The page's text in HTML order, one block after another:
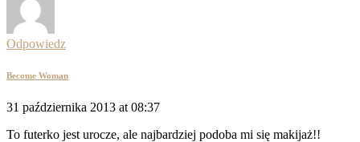
Odpowiedz
Become Woman
31 października 2013 at 08:37
To futerko jest urocze, ale najbardziej podoba mi się makijaż!!